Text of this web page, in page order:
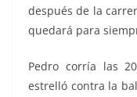
después de la
quedará para
Pedro corría las
estrelló contra la